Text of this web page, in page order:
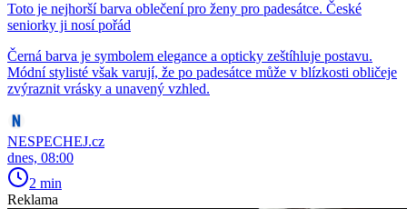
Toto je nejhorší barva oblečení pro ženy pro padesátce. České
seniorky ji nosí pořád
Černá barva je symbolem elegance a opticky zeštíhluje postavu.
Módní stylisté však varují, že po padesátce může v blízkosti obličeje
zvýraznit vrásky a unavený vzhled.
NESPECHEJ.cz
dnes, 08:00
2 min
Reklama